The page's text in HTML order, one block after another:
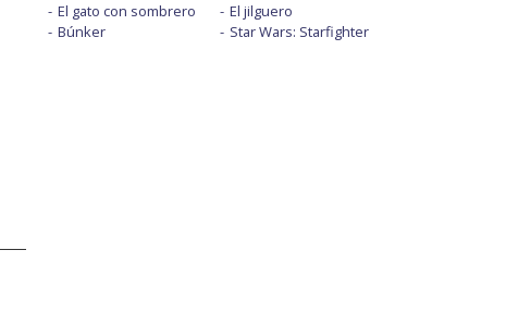
El gato con sombrero
Búnker
El jilguero
Star Wars: Starfighter